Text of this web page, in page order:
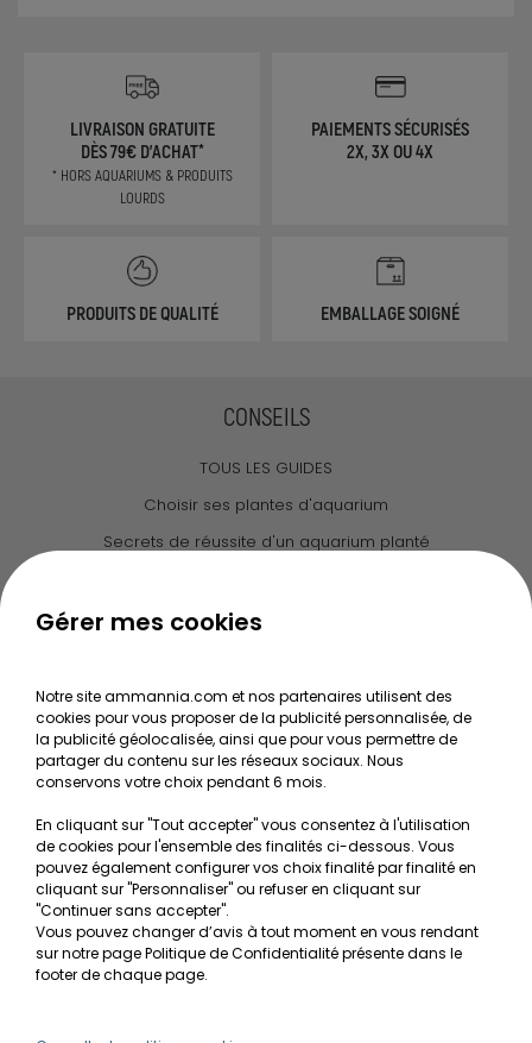
LIVRAISON GRATUITE
DÈS 79€ D'ACHAT*
* HORS AQUARIUMS & PRODUITS
LOURDS
PAIEMENTS SÉCURISÉS
2X, 3X OU 4X
PRODUITS DE QUALITÉ EMBALLAGE SOIGNÉ
CONSEILS
TOUS LES GUIDES
Choisir ses plantes d'aquarium
Secrets de réussite d'un aquarium planté
Le journal d'Ammannia
Recherche de Notices de produits
Mentions légales
Conditions générales de vente
RGPD
MON COMPTE
Avantages
Créer un compte client
Gérer mes cookies
Notre site ammannia.com et nos partenaires utilisent des
cookies pour vous proposer de la publicité personnalisée, de
la publicité géolocalisée, ainsi que pour vous permettre de
partager du contenu sur les réseaux sociaux. Nous
conservons votre choix pendant 6 mois.
En cliquant sur "Tout accepter" vous consentez à l'utilisation
de cookies pour l'ensemble des finalités ci-dessous. Vous
pouvez également configurer vos choix finalité par finalité en
cliquant sur "Personnaliser" ou refuser en cliquant sur
"Continuer sans accepter".
Vous pouvez changer d’avis à tout moment en vous rendant
sur notre page Politique de Confidentialité présente dans le
footer de chaque page.